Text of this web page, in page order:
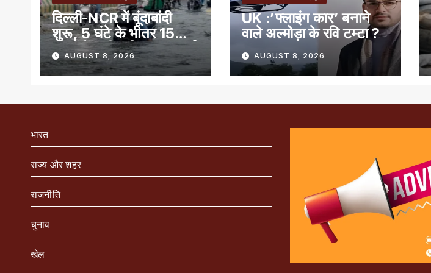
दिल्ली-NCR में बूंदाबांदी
शुरू, 5 घंटे के भीतर 15
राज्यों में भारी बारिश का अलर्ट
AUGUST 8, 2026
UK :’फ्लाइंग कार’ बनाने
वाले अल्मोड़ा के रवि टम्टा ?
AUGUST 8, 2026
भारत
राज्य और शहर
राजनीति
चुनाव
खेल